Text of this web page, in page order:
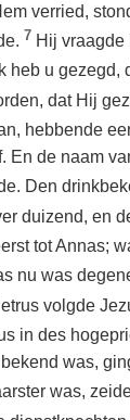
verried,
7 Hij vraagde
heb u gezegd,
dat Hij
hebbende
de naam
Den
duizend, en
tot Annas;
nu was
volgde
in des
was,
was,